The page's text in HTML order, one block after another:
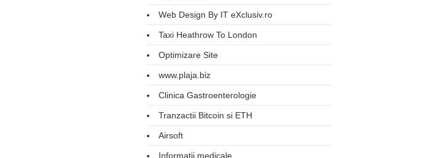
Web Design By IT eXclusiv.ro
Taxi Heathrow To London
Optimizare Site
www.plaja.biz
Clinica Gastroenterologie
Tranzactii Bitcoin si ETH
Airsoft
Informatii medicale